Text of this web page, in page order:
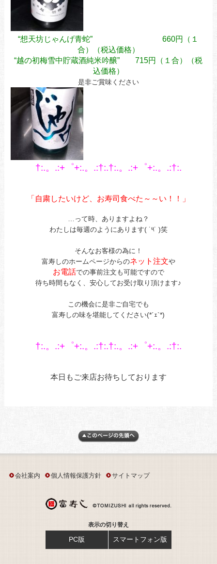
“想天坊じゃんげ青蛇” 660円（１
合）（税込価格）
“越の初梅雪中貯蔵酒純米吟醸” 715円（１合）（税
込価格）
是非ご賞味ください
†:.。.:+゜+:.。.:†:.†:.。.:+゜+:.。.:†:.
「自粛したいけど、 お寿司食べた～～い！！」
…って時、ありますよね？
わたしは毎週のようにあります( ˙༥˙ )笑
そんなお客様の為に！
富寿しのホームページからのネット注文や
お電話での事前注文も可能ですので
待ち時間もなく、安心してお受け取り頂けます♪
この機会に是非ご自宅でも
富寿しの味を堪能してください(*´ｪ`*)
†:.。.:+゜+:.。.:†:.†:.。.:+゜+:.。.:†:.
本日もご来店お待ちしております
会社案内 個人情報保護方針 サイトマップ
表示の切り替え
PC版 スマートフォン版